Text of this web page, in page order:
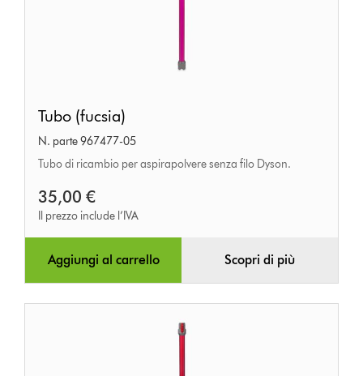
(fucsia)
Tubo (fucsia)
N. parte 967477-05
Tubo di ricambio per aspirapolvere senza filo Dyson.
35,00 €
Il prezzo include l’IVA
Aggiungi al carrello Scopri di più